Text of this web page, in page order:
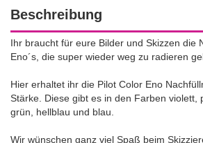
Beschreibung
Ihr braucht für eure Bilder und Skizzen die
Eno´s, die super wieder weg zu radieren
Hier erhaltet ihr die Pilot Color Eno
Stärke. Diese gibt es in den Farben violett,
grün, hellblau und blau.
Wir wünschen ganz viel Spaß beim